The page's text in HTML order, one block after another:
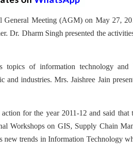
Meeting (AGM) on May 27,
Dr. Dharm Singh presented the
of information technology and
industries. Mrs. Jaishree Jain
for the year 2011-12 and said that
Workshops on GIS, Supply Chain
trends in Information Technology